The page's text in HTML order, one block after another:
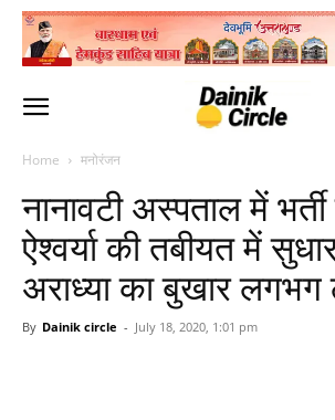
Home मनोरंजन
नानावटी अस्पताल में
ऐश्वर्या की तबीयत में
अराध्या का बुखार लगभग
By Dainik circle - July 18, 2020, 1:01 pm